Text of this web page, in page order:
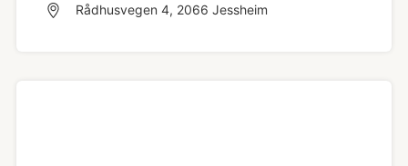
Rådhusvegen 4, 2066 Jessheim